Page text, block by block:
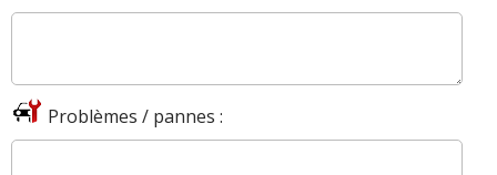
Problèmes / pannes :